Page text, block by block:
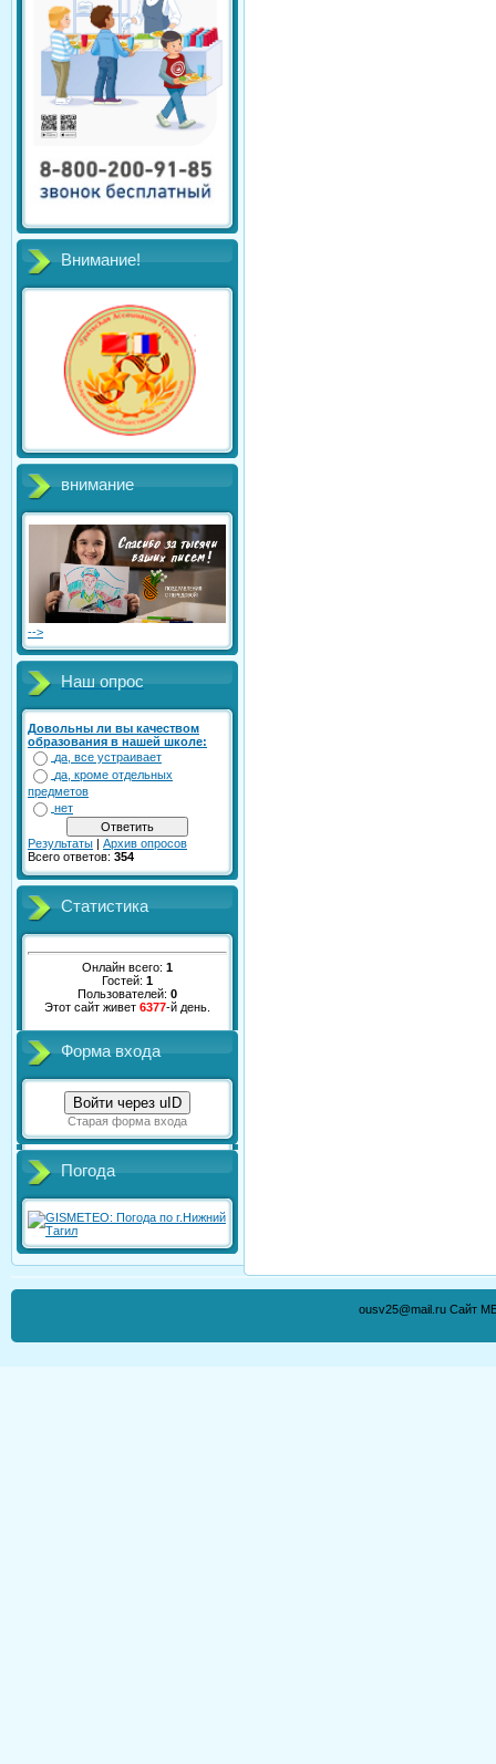
Внимание!
внимание
-->
Наш опрос
Довольны ли вы качеством
образования в нашей школе:
да, все устраивает
да, кроме отдельных
предметов
нет
Результаты | Архив опросов
Всего ответов: 354
Статистика
Онлайн всего: 1
Гостей: 1
Пользователей: 0
Этот сайт живет 6377-й день.
Форма входа
Войти через uID
Старая форма входа
Погода
ousv25@mail.ru Сайт